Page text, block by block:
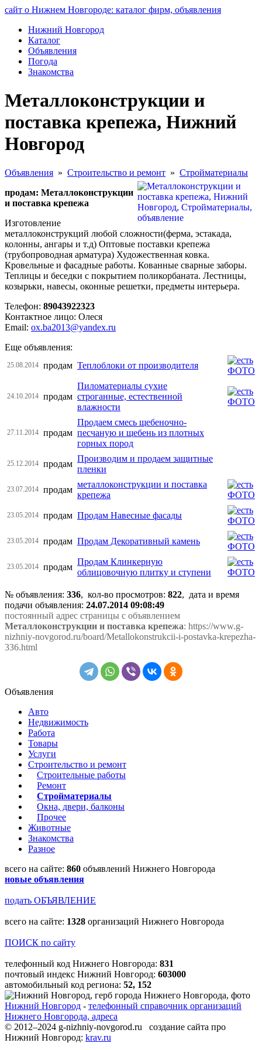
сайт о Нижнем Новгороде: каталог фирм, объявления
Нижний Новгород
Каталог
Объявления
Погода
Знакомства
Металлоконструкции и
поставка крепежа, Нижний
Новгород
Объявления » Строительство и ремонт » Стройматериалы
продам: Металлоконструкции
и поставка крепежа
Изготовление
металлоконструкций любой сложности(ферма, эстакада,
колонны, ангары и т.д) Оптовые поставки крепежа
(трубопроводная арматура) Художественная ковка.
Кровельные и фасадные работы. Кованные сварные заборы.
Теплицы и беседки с покрытием поликорбаната. Лестницы,
козырьки, навесы, оконные решетки, предметы интерьера.
Телефон: 89043922323
Контактное лицо: Олеся
Email: ox.ba2013@yandex.ru
Еще объявления:
25.08.2014 продам Теплоблоки от производителя
24.10.2014 продам
Пиломатериалы сухие
строганные, естественной
влажности
27.11.2014 продам
Продаем смесь щебеночно-
песчаную и щебень из плотных
горных пород
25.12.2014 продам
Производим и продаем защитные
пленки
23.07.2014 продам
металлоконструкции и поставка
крепежа
23.05.2014 продам Продам Навесные фасады
23.05.2014 продам Продам Декоративный камень
23.05.2014 продам
Продам Клинкерную
облицовочную плитку и ступени
№ объявления: 336, кол-во просмотров: 822, дата и время
подачи объявления: 24.07.2014 09:08:49
постоянный адрес страницы с объявлением
Металлоконструкции и поставка крепежа: https://www.g-
nizhniy-novgorod.ru/board/Metallokonstrukcii-i-postavka-krepezha-
336.html
Объявления
Авто
Недвижимость
Работа
Товары
Услуги
Строительство и ремонт
Строительные работы
Ремонт
Стройматериалы
Окна, двери, балконы
Прочее
Животные
Знакомства
Разное
всего на сайте: 860 объявлений Нижнего Новгорода
новые объявления
подать ОБЪЯВЛЕНИЕ
всего на сайте: 1328 организаций Нижнего Новгорода
ПОИСК по сайту
телефонный код Нижнего Новгорода: 831
почтовый индекс Нижний Новгород: 603000
автомобильный код региона: 52, 152
Нижний Новгород - телефонный справочник организаций
Нижнего Новгорода, адреса
© 2012–2024 g-nizhniy-novgorod.ru создание сайта про
Нижний Новгород: krav.ru